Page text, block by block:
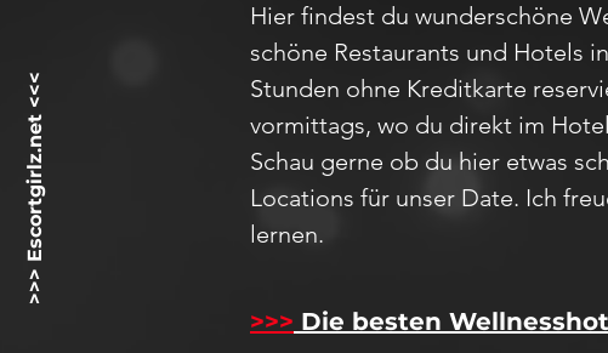
>>> Escortgirlz.net <<<
Hier findest du wunderschöne
schöne Restaurants und Hotels
Stunden ohne Kreditkarte
vormittags, wo du direkt im
Schau gerne ob du hier etwas
Locations für unser Date. Ich
lernen.
>>> Die besten